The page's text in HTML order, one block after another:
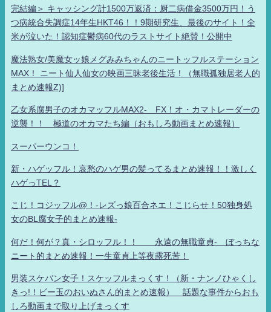
完結編＞ キャッシング計1500万返済：厨二病借金3500万円！う
つ病統合失調症14年生HKT46！！9期研究生、最後のサイト！全
米が泣いた！認知症鬱病60代のラストサイト絶賛！公開中
魔法熟女/美魔女ッ娘メグみみちゃんのニートッフルステーション
MAX！ ニート仙人仙女の映画三昧老後生活！（無職孤独居老人的
まとめ速報Z)]
乙女系腐男子のオカマッフルMAX2- FX！オ・カマトレーダーの
逆襲！！ 極道のオカマたち編（おもしろ動画まとめ速報）
スーパーウンコ！
新・ハゲッフル！哀愁のハゲ男の髪ってるまとめ速報！！激しく
ハゲっTEL？
こじ！コジッフル@！-レズっ娘百合ネエ！こじらせ！50独身処
女のBL腐女子的まとめ速報-
何だ！何が？真・シロッフル！！ 永遠の無職童貞- ぼっちな
ニート的まとめ速報！一生童貞上等夜露死苦！
男装スケバン女子！スケッフルまっくす！（新・ナンノひゃくし
きっ!！ビー玉のおいぬさん的まとめ速報） 話題な事件からおも
しろ動画まで取り上げまっくす